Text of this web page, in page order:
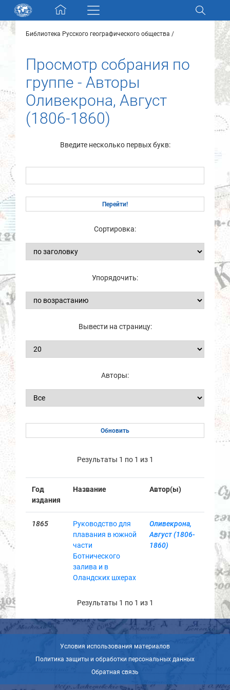
Skip navigation
Разделы и коллекции
Электронный каталог
Новости
О нас
Контакты
Партнеры
Найти
Библиотека Русского географического общества
Просмотр собрания по
группе - Авторы
Оливекрона, Август
(1806-1860)
Введите несколько первых букв:
Сортировка:
Упорядочить:
Вывести на страницу:
Авторы:
Результаты 1 по 1 из 1
Год
издания
Название Автор(ы)
1865
Руководство для
плавания в южной
части
Ботнического
залива и в
Оландских шхерах
Оливекрона,
Август (1806-
1860)
Результаты 1 по 1 из 1
Условия использования материалов
Политика защиты и обработки персональных данных
Обратная связь